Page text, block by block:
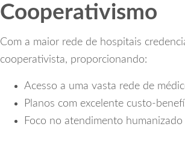
Cooperativismo
Com a maior rede de hospitais
cooperativista, proporcionando:
Acesso a uma vasta rede de
Planos com excelente custo-
Foco no atendimento